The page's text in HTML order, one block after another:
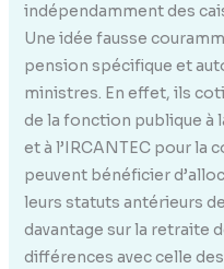
indépendamment des
Une idée fausse
pension spécifique et
ministres. En effet, ils
de la fonction publique à
et à l’IRCANTEC pour la
peuvent bénéficier
leurs statuts antérieurs
davantage sur la retraite
différences avec celle